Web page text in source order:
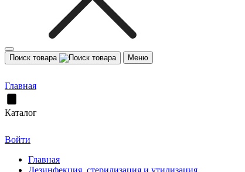
Поиск товара Меню
Главная
Каталог
Войти
Главная
Дезинфекция, стерилизация и утилизация